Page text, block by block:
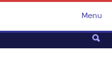
Menu